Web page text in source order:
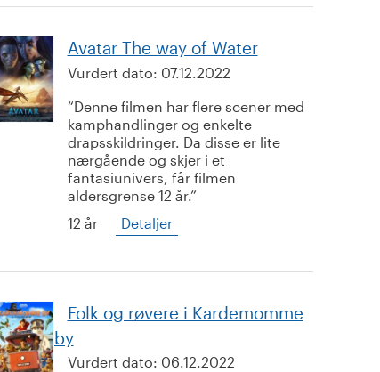
Avatar The way of Water
Vurdert dato: 07.12.2022
Denne filmen har flere scener med
kamphandlinger og enkelte
drapsskildringer. Da disse er lite
nærgående og skjer i et
fantasiunivers, får filmen
aldersgrense 12 år.
12 år
Detaljer
Folk og røvere i Kardemomme
by
Vurdert dato: 06.12.2022